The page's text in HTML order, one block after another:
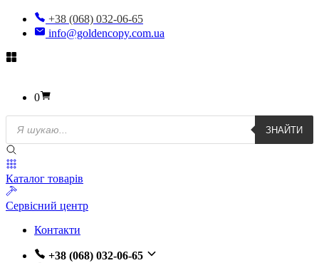
+38 (068) 032-06-65
info@goldencopy.com.ua
0
Пошук
товарів
ЗНАЙТИ
Каталог товарів
Сервісний центр
Контакти
+38 (068) 032-06-65